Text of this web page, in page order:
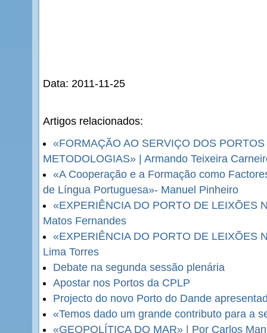
Data: 2011-11-25
Artigos relacionados:
«FORMAÇÃO AO SERVIÇO DOS
METODOLOGIAS» | Armando Teixeira
«A Cooperação e a Formação como
de Língua Portuguesa»- Manuel Pinheiro
«EXPERIÊNCIA DO PORTO DE LEIXÕES
Matos Fernandes
«EXPERIÊNCIA DO PORTO DE LEIXÕES
Lima Torres
Debate na segunda sessão plenária
Apostar nos Portos da CPLP
Projecto do novo Porto do Dande
«Temos dado um grande contributo para a
«GEOPOLÍTICA DO MAR» | Por Carlos